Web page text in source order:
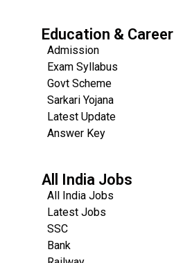
Education & Career
Admission
Exam Syllabus
Govt Scheme
Sarkari Yojana
Latest Update
Answer Key
All India Jobs
All India Jobs
Latest Jobs
SSC
Bank